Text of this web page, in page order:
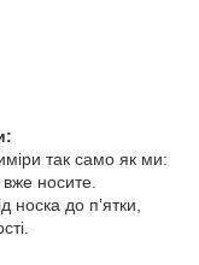
так само як ми:
вже носите.
носка до п’ятки,